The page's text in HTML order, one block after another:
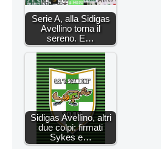
Serie A, alla Sidigas
Avellino torna il
sereno. E…
Sidigas Avellino, altri
due colpi: firmati
Sykes e…